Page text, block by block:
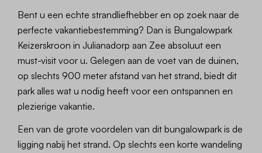
Bent u een echte strandliefhebber en op zoek naar de
perfecte vakantiebestemming? Dan is Bungalowpark
Keizerskroon in Julianadorp aan Zee absoluut een
must-visit voor u. Gelegen aan de voet van de duinen,
op slechts 900 meter afstand van het strand, biedt dit
park alles wat u nodig heeft voor een ontspannen en
plezierige vakantie.
Een van de grote voordelen van dit bungalowpark is de
ligging nabij het strand. Op slechts een korte wandeling